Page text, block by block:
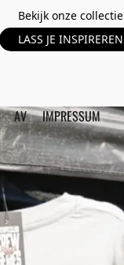
Bekijk onze collectie
LASS JE INSPIREREN
AV IMPRESSUM